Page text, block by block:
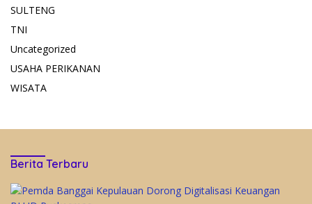
SULTENG
TNI
Uncategorized
USAHA PERIKANAN
WISATA
Berita Terbaru